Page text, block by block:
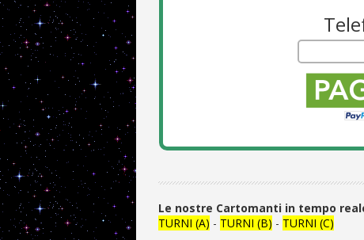
Le nostre Cartomanti in tempo
TURNI (A) - TURNI (B) - TURNI (C)